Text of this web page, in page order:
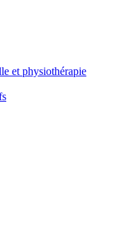
et physiothérapie